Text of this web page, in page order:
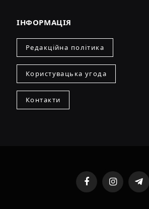
ІНФОРМАЦІЯ
Редакційна політика
Користувацька угода
Контакти
FacebookInstagram